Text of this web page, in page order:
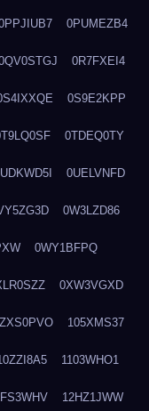
0PUMEZB4
0R7FXEI4
0S9E2KPP
0TDEQ0TY
0UELVNFD
0W3LZD86
0WY1BFPQ
0XW3VGXD
105XMS37
1103WHO1
12HZ1JWW